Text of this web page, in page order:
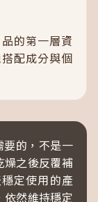
的第一層資
配成分與個
的，不是一
燥之後反覆補
定使用的產
依然維持穩定